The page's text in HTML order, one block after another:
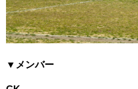
▼メンバー